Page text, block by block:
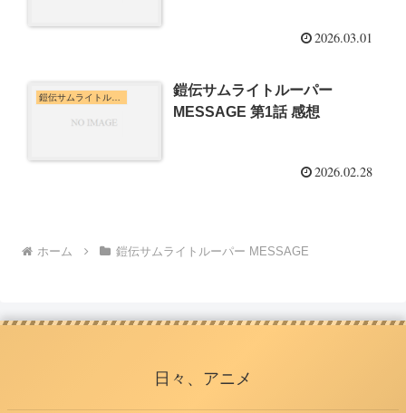
2026.03.01
鎧伝サムライトルーパー MESSAGE
鎧伝サムライトルーパー
MESSAGE 第1話 感想
2026.02.28
ホーム 鎧伝サムライトルーパー MESSAGE
日々、アニメ